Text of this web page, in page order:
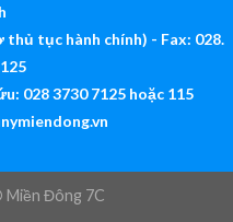
tục hành chính) - Fax: 028.
028 3730 7125 hoặc 115
Miền Đông 7C